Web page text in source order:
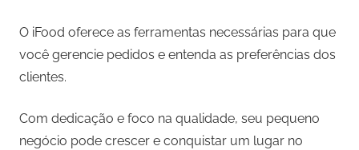
O iFood oferece as ferramentas necessárias para que
você gerencie pedidos e entenda as preferências dos
clientes.
Com dedicação e foco na qualidade, seu pequeno
negócio pode crescer e conquistar um lugar no